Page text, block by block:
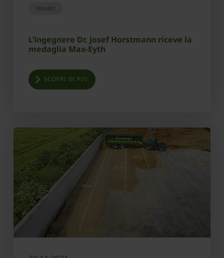
PREMIO
L’ingegnere Dr. Josef Horstmann riceve la
medaglia Max-Eyth
SCOPRI DI PIÙ